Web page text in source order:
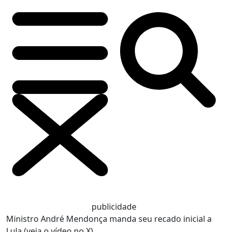
publicidade
Ministro André Mendonça manda seu recado inicial a